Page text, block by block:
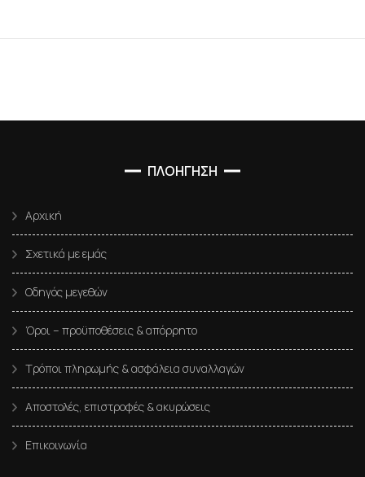
ΠΛΟΗΓΗΣΗ
Αρχική
Σχετικά με εμάς
Οδηγός μεγεθών
Όροι – προϋποθέσεις & απόρρητο
Τρόποι πληρωμής & ασφάλεια συναλλαγών
Αποστολές, επιστροφές & ακυρώσεις
Επικοινωνία